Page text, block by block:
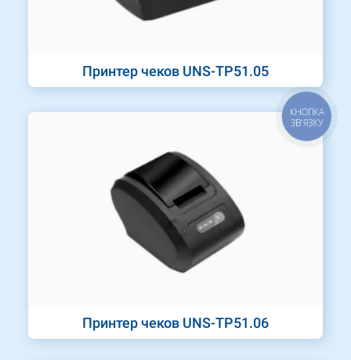
Принтер чеков UNS-TP51.05
Принтер чеков UNS-TP51.06
КНОПКА
ЗВ'ЯЗКУ